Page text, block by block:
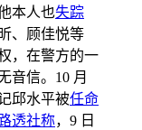
本人也失踪
、顾佳悦等
，在警方的一
音信。10 月
邱水平被任命
透社称，9 日